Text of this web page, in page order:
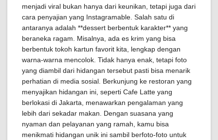
menjadi viral bukan hanya dari keunikan, tetapi juga dari
cara penyajian yang Instagramable. Salah satu di
antaranya adalah **dessert berbentuk karakter** yang
beraneka ragam. Misalnya, ada es krim yang bisa
berbentuk tokoh kartun favorit kita, lengkap dengan
warna-warna mencolok. Tidak hanya enak, tetapi foto
yang diambil dari hidangan tersebut pasti bisa menarik
perhatian di media sosial. Berkunjung ke restoran yang
menyajikan hidangan ini, seperti Cafe Latte yang
berlokasi di Jakarta, menawarkan pengalaman yang
lebih dari sekadar makan. Dengan suasana yang
nyaman dan pelayanan yang ramah, kamu bisa
menikmati hidangan unik ini sambil berfoto-foto untuk